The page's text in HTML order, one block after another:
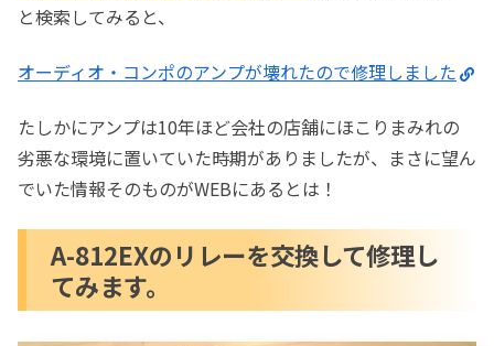
と検索してみると、
オーディオ・コンポのアンプが壊れたので修理しました
たしかにアンプは10年ほど会社の店舗にほこりまみれの
劣悪な環境に置いていた時期がありましたが、まさに望ん
でいた情報そのものがWEBにあるとは！
A-812EXのリレーを交換して修理し
てみます。